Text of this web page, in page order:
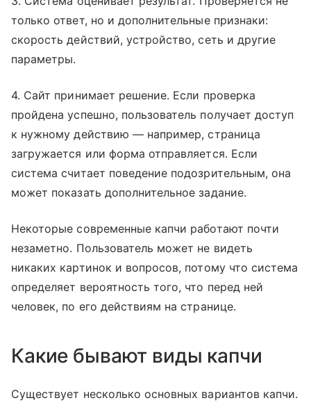
только ответ, но и дополнительные признаки:
скорость действий, устройство, сеть и другие
параметры.
4. Сайт принимает решение. Если проверка
пройдена успешно, пользователь получает доступ
к нужному действию — например, страница
загружается или форма отправляется. Если
система считает поведение подозрительным, она
может показать дополнительное задание.
Некоторые современные капчи работают почти
незаметно. Пользователь может не видеть
никаких картинок и вопросов, потому что система
определяет вероятность того, что перед ней
человек, по его действиям на странице.
Какие бывают виды капчи
Существует несколько основных вариантов капчи.